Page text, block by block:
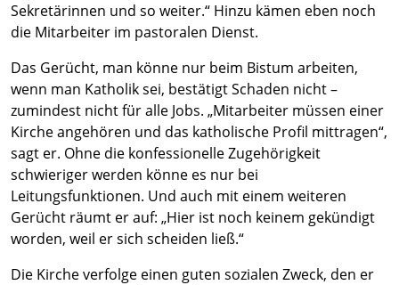
Sekretärinnen und so weiter.“ Hinzu kämen eben noch
die Mitarbeiter im pastoralen Dienst.
Das Gerücht, man könne nur beim Bistum arbeiten,
wenn man Katholik sei, bestätigt Schaden nicht –
zumindest nicht für alle Jobs. „Mitarbeiter müssen einer
Kirche angehören und das katholische Profil mittragen“,
sagt er. Ohne die konfessionelle Zugehörigkeit
schwieriger werden könne es nur bei
Leitungsfunktionen. Und auch mit einem weiteren
Gerücht räumt er auf: „Hier ist noch keinem gekündigt
worden, weil er sich scheiden ließ.“
Die Kirche verfolge einen guten sozialen Zweck, den er